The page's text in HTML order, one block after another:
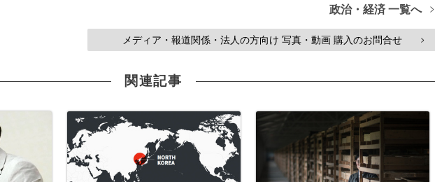
政治・経済 一覧へ >
メディア・報道関係・法人の方向け 写真・動画 購入のお問合せ >
関連記事